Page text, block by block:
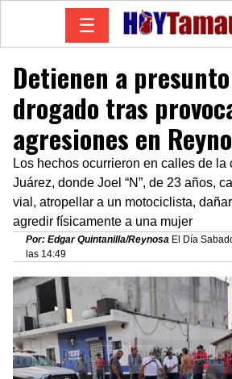
☰
Detienen a
drogado tras
agresiones en
Los hechos ocurrieron en calles de la
Juárez, donde Joel “N”, de 23 años,
vial, atropellar a un motociclista,
agredir físicamente a una mujer
Por: Edgar Quintanilla/Reynosa El Día
las 14:49